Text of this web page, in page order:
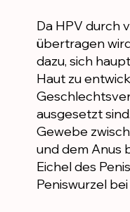
Da HPV durch
übertragen
dazu, sich
Haut zu
ausgesetzt
Gewebe
und dem Anus
Eichel des
Peniswurzel